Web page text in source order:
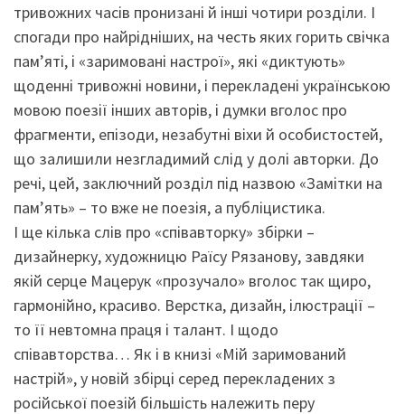
тривожних часів пронизані й інші чотири розділи. І
спогади про найрідніших, на честь яких горить свічка
пам’яті, і «заримовані настрої», які «диктують»
щоденні тривожні новини, і перекладені українською
мовою поезії інших авторів, і думки вголос про
фрагменти, епізоди, незабутні віхи й особистостей,
що залишили незгладимий слід у долі авторки. До
речі, цей, заключний розділ під назвою «Замітки на
пам’ять» – то вже не поезія, а публіцистика.
І ще кілька слів про «співавторку» збірки –
дизайнерку, художницю Раїсу Рязанову, завдяки
якій серце Мацерук «прозучало» вголос так щиро,
гармонійно, красиво. Верстка, дизайн, ілюстрації –
то її невтомна праця і талант. І щодо
співавторства… Як і в книзі «Мій заримований
настрій», у новій збірці серед перекладених з
російської поезій більшість належить перу